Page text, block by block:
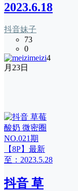
2023.6.18
抖音妹子
73
0
meizi4
月23日
抖音 草